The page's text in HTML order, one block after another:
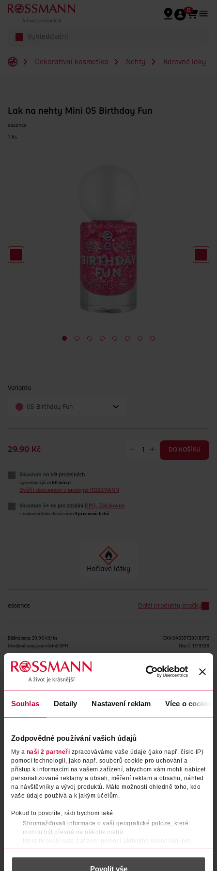
Souhlas Detaily Nastavení reklam Více o cookies
Zodpovědné používání vašich údajů
My a naši 2 partneři zpracováváme vaše údaje (jako např. číslo IP)
pomocí technologií, jako např. souborů cookie pro uchování a
přístup k informacím na vašem zařízení, abychom vám mohli nabízet
personalizované reklamy a obsah, měření reklam a obsahu, náhled
na návštěvníky a vývoj produktů. Máte možnosti ohledně toho, kdo
vaše údaje používá a k jakým účelům.
Pokud to povolíte, rádi bychom také:
Shromažďovali informace o vaší geografické poloze, které
mohou být přesné na několik metrů
Identifikovali vaše zařízení pomocí aktivního skenování pro
konkrétní charakteristiky (otisk prstu)
Zjistěte více o tom, jak zpracováváme vaše osobní údaje, a nastavte
části s podrobnostmi . Svůj souhlas můžete kdykoliv
Povolit vše
Přeskočit na hlavmní obsah
0
Dekorativní kosmetika Nehty Barevné laky
Lak na nehty Mini 05 Birthday Fun
essence
1 ks
Varianta
05 Birthday Fun
29.90 Kč - + DO KOŠÍKU
Skladem na 49 prodejnách
vyzvednutí již za 60 minut
Ověřit dostupnost v prodejně ROSSMANN
Skladem 5+ ks pro zaslání DPD, Zásilkovna
standardní doba doručení do 3 pracovních dní
Hořlavé látky
essence Další produkty značky
Běžná cena: 29.90 Kč/ks
Uvedené ceny jsou včetně DPH
EAN 04059729518972
Obj. č.: 1319538
Podobné produkty
Lak na nehty Mini 14 Glow in
the dark
5 ml
29.90 Kč
DO KOŠÍKU
RIVAL Loves Me
DO KOŠÍKU